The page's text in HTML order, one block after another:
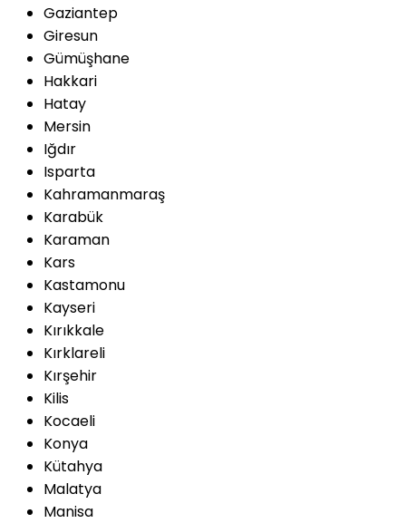
Gaziantep
Giresun
Gümüşhane
Hakkari
Hatay
Mersin
Iğdır
Isparta
Kahramanmaraş
Karabük
Karaman
Kars
Kastamonu
Kayseri
Kırıkkale
Kırklareli
Kırşehir
Kilis
Kocaeli
Konya
Kütahya
Malatya
Manisa